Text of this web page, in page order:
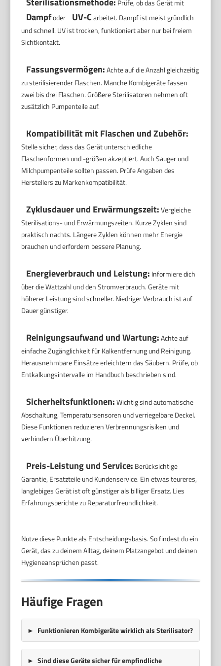
Prüfe, ob das Gerät mit
Dampfoder UV-Carbeitet. Dampf ist meist gründlich
und schnell. UV ist trocken, funktioniert aber nur bei freiem
Sichtkontakt.
Fassungsvermögen:Achte auf die Anzahl gleichzeitig
zu sterilisierender Flaschen. Manche Kombigeräte fassen
zwei bis drei Flaschen. Größere Sterilisatoren nehmen oft
zusätzlich Pumpenteile auf.
Kompatibilität mit Flaschen und Zubehör:
Stelle sicher, dass das Gerät unterschiedliche
Flaschenformen und -größen akzeptiert. Auch Sauger und
Milchpumpenteile sollten passen. Prüfe Angaben des
Herstellers zu Markenkompatibilität.
Zyklusdauer und Erwärmungszeit:Vergleiche
Sterilisations- und Erwärmungszeiten. Kurze Zyklen sind
praktisch nachts. Längere Zyklen können mehr Energie
brauchen und erfordern bessere Planung.
Energieverbrauch und Leistung: Informiere dich
über die Wattzahl und den Stromverbrauch. Geräte mit
höherer Leistung sind schneller. Niedriger Verbrauch ist auf
Dauer günstiger.
Reinigungsaufwand und Wartung:Achte auf
einfache Zugänglichkeit für Kalkentfernung und Reinigung.
Herausnehmbare Einsätze erleichtern das Säubern. Prüfe, ob
Entkalkungsintervalle im Handbuch beschrieben sind.
Sicherheitsfunktionen:Wichtig sind automatische
Abschaltung, Temperatursensoren und verriegelbare Deckel.
Diese Funktionen reduzieren Verbrennungsrisiken und
verhindern Überhitzung.
Preis-Leistung und Service: Berücksichtige
Garantie, Ersatzteile und Kundenservice. Ein etwas teureres,
langlebiges Gerät ist oft günstiger als billiger Ersatz. Lies
Erfahrungsberichte zu Reparaturfreundlichkeit.
Nutze diese Punkte als Entscheidungsbasis. So findest du ein
Gerät, das zu deinem Alltag, deinem Platzangebot und deinen
Hygieneansprüchen passt.
Häufige Fragen
Funktionieren Kombigeräte wirklich als Sterilisator?
Sind diese Geräte sicher für empfindliche